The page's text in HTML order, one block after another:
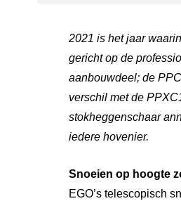
2021 is het jaar
gericht op de
aanbouwdeel; de
verschil met de
stokheggenschaar
iedere hovenier.
Snoeien op hoogte
EGO’s telescopisch